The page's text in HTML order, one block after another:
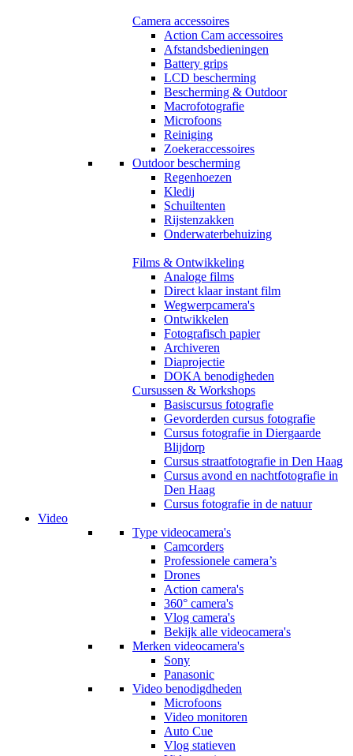
Camera accessoires
Action Cam accessoires
Afstandsbedieningen
Battery grips
LCD bescherming
Bescherming & Outdoor
Macrofotografie
Microfoons
Reiniging
Zoekeraccessoires
Outdoor bescherming
Regenhoezen
Kledij
Schuiltenten
Rijstenzakken
Onderwaterbehuizing
Films & Ontwikkeling
Analoge films
Direct klaar instant film
Wegwerpcamera's
Ontwikkelen
Fotografisch papier
Archiveren
Diaprojectie
DOKA benodigheden
Cursussen & Workshops
Basiscursus fotografie
Gevorderden cursus fotografie
Cursus fotografie in Diergaarde
Blijdorp
Cursus straatfotografie in Den Haag
Cursus avond en nachtfotografie in
Den Haag
Cursus fotografie in de natuur
Video
Type videocamera's
Camcorders
Professionele camera’s
Drones
Action camera's
360° camera's
Vlog camera's
Bekijk alle videocamera's
Merken videocamera's
Sony
Panasonic
Video benodigdheden
Microfoons
Video monitoren
Auto Cue
Vlog statieven